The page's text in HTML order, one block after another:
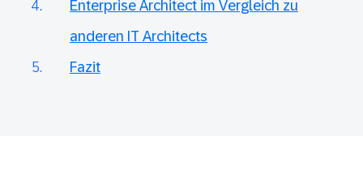
Enterprise Architect im Vergleich zu
anderen IT Architects
Fazit